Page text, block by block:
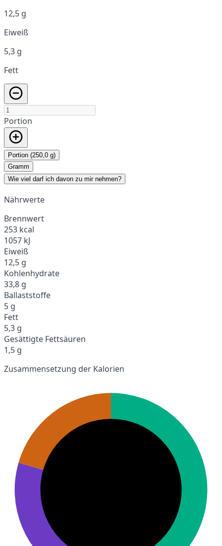
12,5 g
Eiweiß
5,3 g
Fett
Portion
Portion (250,0 g)
Gramm
Wie viel darf ich davon zu mir nehmen?
Nährwerte
Brennwert
253 kcal
1057 kJ
Eiweiß
12,5 g
Kohlenhydrate
33,8 g
Ballaststoffe
5 g
Fett
5,3 g
Gesättigte Fettsäuren
1,5 g
Zusammensetzung der Kalorien